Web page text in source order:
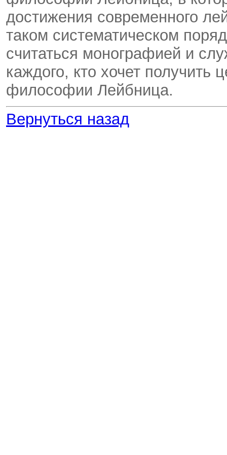
достижения современного
таком систематическом
считаться монографией и
каждого, кто хочет получить
философии Лейбница.
Вернуться назад